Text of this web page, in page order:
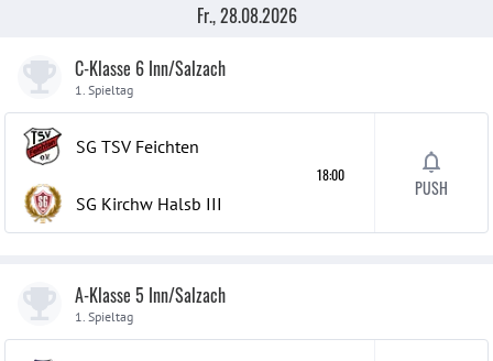
Fr., 28.08.2026
C-Klasse 6 Inn/Salzach
1. Spieltag
SG TSV Feichten
SG Kirchw Halsb III
18:00
PUSH
A-Klasse 5 Inn/Salzach
1. Spieltag